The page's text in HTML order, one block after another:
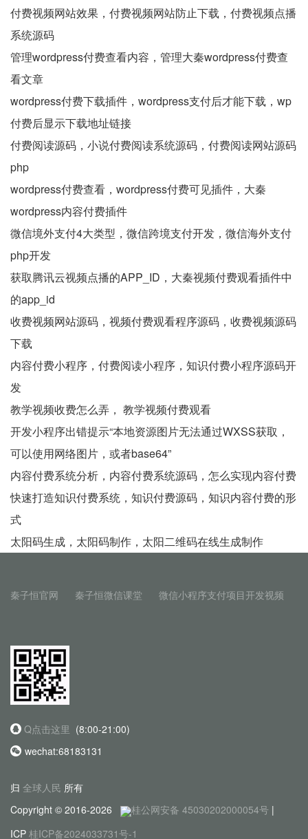
付费视频网站效果，付费视频网站防止下载，付费视频点播
系统源码
管理wordpress付费查看内容，管理大秦wordpress付费查
看文章
wordpress付费下载插件，wordpress支付后才能下载，wp
付费后显示下载地址链接
付费阅读源码，小说付费阅读系统源码，付费阅读网站源码
php
wordpress付费查看，wordpress付费可见插件，大秦
wordpress内容付费插件
微信境外支付4大类型，微信跨境支付开发，微信海外支付
php开发
获取腾讯云视频点播的APP_ID，大秦视频付费观看插件中
的app_id
收费视频网站源码，视频付费观看程序源码，收费视频源码
下载
内容付费小程序，付费阅读小程序，知识付费小程序源码开
发
教学视频收费怎么弄， 教学视频付费观看
开发小程序出错提示“本地资源图片无法通过WXSS获取，
可以使用网络图片，或者base64”
内容付费系统分析，内容付费系统源码，怎么实现内容付费
快速打造知识付费系统，知识付费源码，知识内容付费的形
式
太阳码生成，太阳码制作，太阳二维码在线生成制作
秦子恒官网 秦子恒微信课堂 微信小程序支付项目开发视频
Q点击这里 (8:00-21:00)
wechat:68183131
归 全球人民 所有
Copyright © 2016-2026
桂公网安备 45030202000054号 |
ICP 桂ICP备2024033731号-1